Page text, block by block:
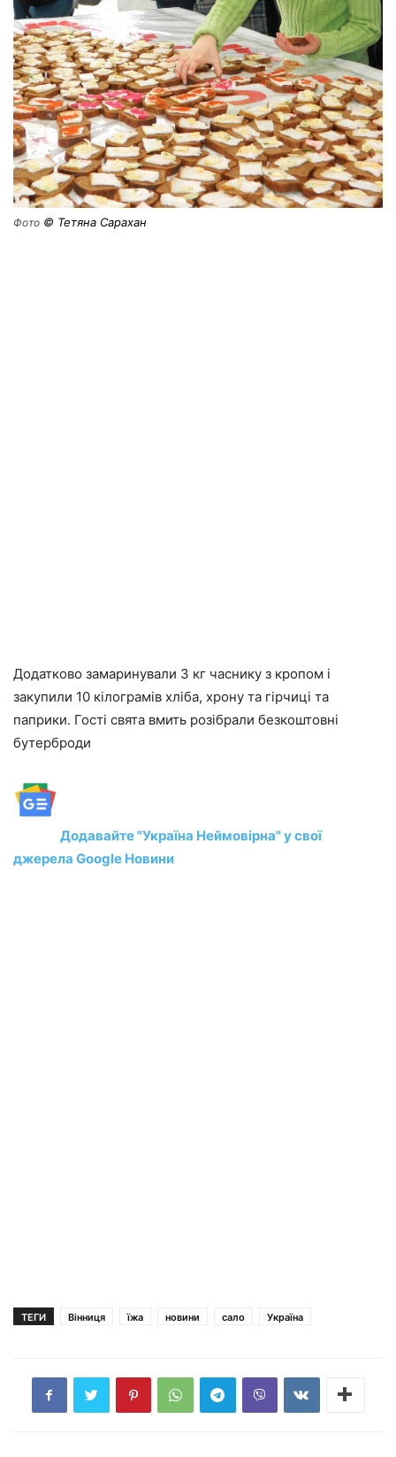
Фото © Тетяна Сарахан
Додатково замаринували 3 кг часнику з кропом і
закупили 10 кілограмів хліба, хрону та гірчиці та
паприки. Гості свята вмить розібрали безкоштовні
бутерброди
Додавайте "Україна Неймовірна" у свої
джерела Google Новини
ТЕГИ Вінниця їжа новини сало Україна